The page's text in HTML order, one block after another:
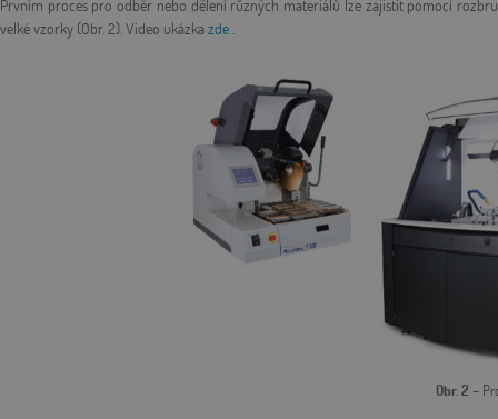
Prvním proces pro odběr nebo dělení různých materiálů lze zajistit pomocí
velké vzorky (Obr. 2). Video ukázkazde
Obr. 2 –